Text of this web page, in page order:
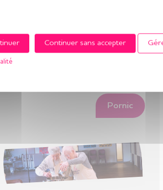
Pornic
Continuer sans accepter